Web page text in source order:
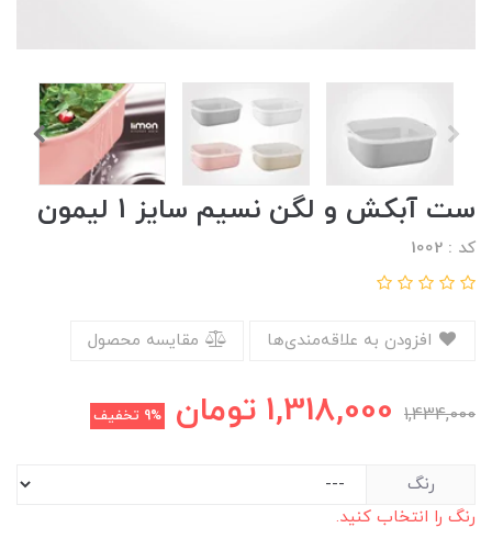
ست آبکش و لگن نسیم سایز 1 لیمون
کد : 1002
مقایسه محصول
1,434,000
1,318,000 تومان 9% تخفیف
رنگ
رنگ را انتخاب کنید.